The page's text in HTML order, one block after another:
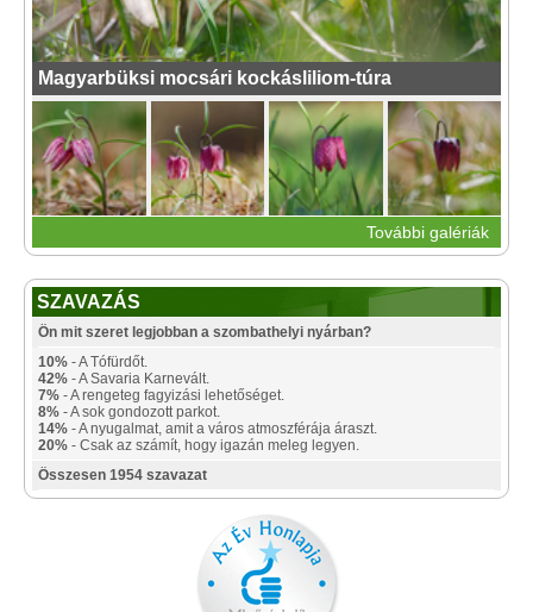
Magyarbüksi mocsári kockásliliom-túra
További galériák
SZAVAZÁS
Ön mit szeret legjobban a szombathelyi nyárban?
10% - A Tófürdőt.
42% - A Savaria Karnevált.
7% - A rengeteg fagyizási lehetőséget.
8% - A sok gondozott parkot.
14% - A nyugalmat, amit a város atmoszférája áraszt.
20% - Csak az számít, hogy igazán meleg legyen.
Összesen 1954 szavazat